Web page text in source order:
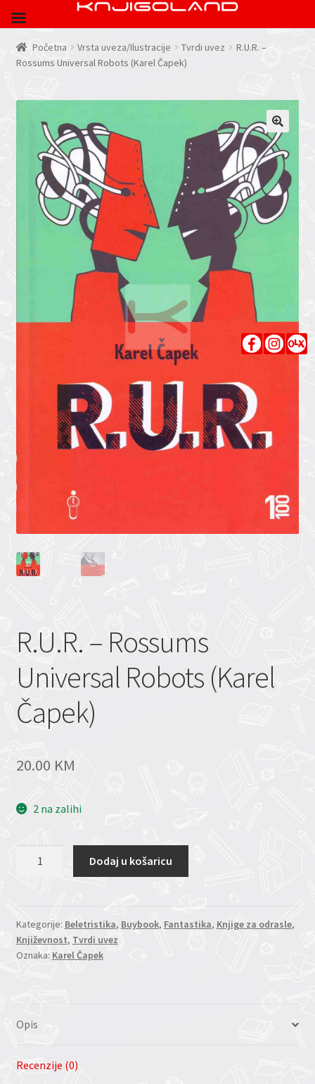
Početna Vrsta uveza/Ilustracije Tvrdi uvez
R.U.R. –
Rossums Universal Robots (Karel Čapek)
R.U.R. – Rossums
Universal Robots (Karel
Čapek)
20.00 KM
2 na zalihi
Universal
Robots
(Karel
Čapek)
Dodaj u košaricu
Kategorije: Beletristika, Buybook, Fantastika, Knjige za odrasle,
Književnost, Tvrdi uvez
Oznaka: Karel Čapek
Opis
Recenzije (0)